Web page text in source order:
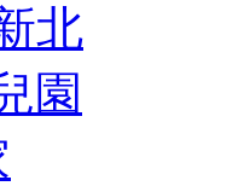
北
園